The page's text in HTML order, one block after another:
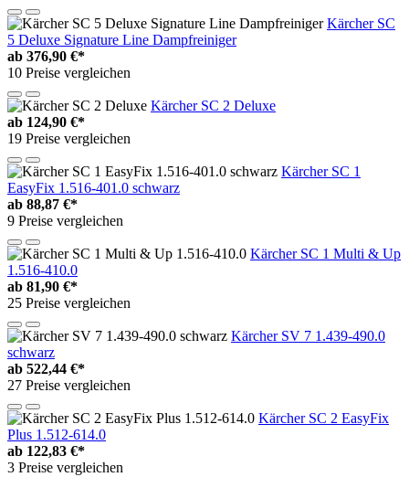
Kärcher SC
5 Deluxe Signature Line Dampfreiniger
ab 376,90 €*
10 Preise vergleichen
Kärcher SC 2 Deluxe
ab 124,90 €*
19 Preise vergleichen
Kärcher SC 1
EasyFix 1.516-401.0 schwarz
ab 88,87 €*
9 Preise vergleichen
Kärcher SC 1 Multi & Up
1.516-410.0
ab 81,90 €*
25 Preise vergleichen
Kärcher SV 7 1.439-490.0
schwarz
ab 522,44 €*
27 Preise vergleichen
Kärcher SC 2 EasyFix
Plus 1.512-614.0
ab 122,83 €*
3 Preise vergleichen